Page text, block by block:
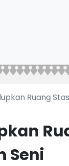
Ruang
Seni